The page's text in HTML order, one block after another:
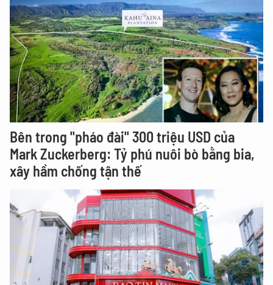
Bên trong "pháo đài" 300 triệu USD của
Mark Zuckerberg: Tỷ phú nuôi bò bằng bia,
xây hầm chống tận thế